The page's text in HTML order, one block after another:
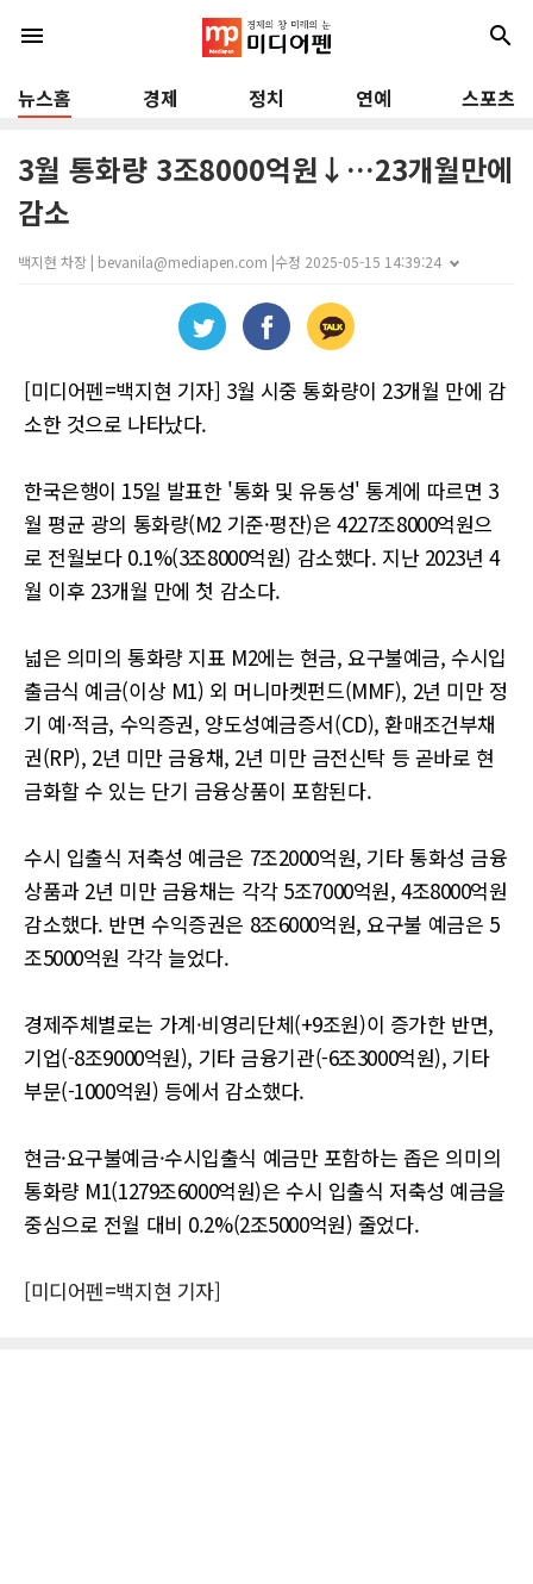
menu search
뉴스홈 경제 정치 연예 스포츠
3월 통화량 3조8000억원↓…23개월만에
감소
백지현 차장 | bevanila@mediapen.com |수정 2025-05-15 14:39:24
[미디어펜=백지현 기자] 3월 시중 통화량이 23개월 만에 감
소한 것으로 나타났다.
한국은행이 15일 발표한 '통화 및 유동성' 통계에 따르면 3
월 평균 광의 통화량(M2 기준·평잔)은 4227조8000억원으
로 전월보다 0.1%(3조8000억원) 감소했다. 지난 2023년 4
월 이후 23개월 만에 첫 감소다.
넓은 의미의 통화량 지표 M2에는 현금, 요구불예금, 수시입
출금식 예금(이상 M1) 외 머니마켓펀드(MMF), 2년 미만 정
기 예·적금, 수익증권, 양도성예금증서(CD), 환매조건부채
권(RP), 2년 미만 금융채, 2년 미만 금전신탁 등 곧바로 현
금화할 수 있는 단기 금융상품이 포함된다.
수시 입출식 저축성 예금은 7조2000억원, 기타 통화성 금융
상품과 2년 미만 금융채는 각각 5조7000억원, 4조8000억원
감소했다. 반면 수익증권은 8조6000억원, 요구불 예금은 5
조5000억원 각각 늘었다.
경제주체별로는 가계·비영리단체(+9조원)이 증가한 반면,
기업(-8조9000억원), 기타 금융기관(-6조3000억원), 기타
부문(-1000억원) 등에서 감소했다.
현금·요구불예금·수시입출식 예금만 포함하는 좁은 의미의
통화량 M1(1279조6000억원)은 수시 입출식 저축성 예금을
중심으로 전월 대비 0.2%(2조5000억원) 줄었다.
[미디어펜=백지현 기자]